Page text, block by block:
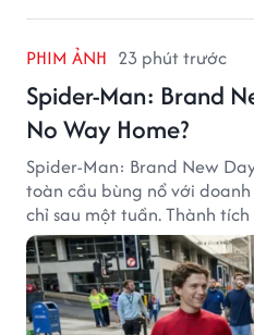
PHIM ẢNH 23 phút trước
Spider-Man: Brand
No Way Home?
Spider-Man: Brand New
toàn cầu bùng nổ với
chỉ sau một tuần. Thành
đặt câu hỏi liệu bộ phim
phá kỷ lục mà No Way